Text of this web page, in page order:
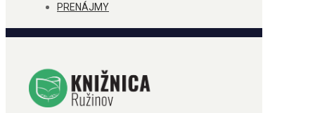
PRENÁJMY